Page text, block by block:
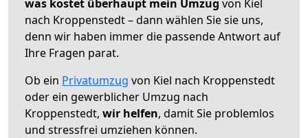
was kostet überhaupt mein Umzug von Kiel
nach Kroppenstedt – dann wählen Sie sie uns,
denn wir haben immer die passende Antwort auf
Ihre Fragen parat.
Ob ein Privatumzug von Kiel nach Kroppenstedt
oder ein gewerblicher Umzug nach
Kroppenstedt, wir helfen, damit Sie problemlos
und stressfrei umziehen können.